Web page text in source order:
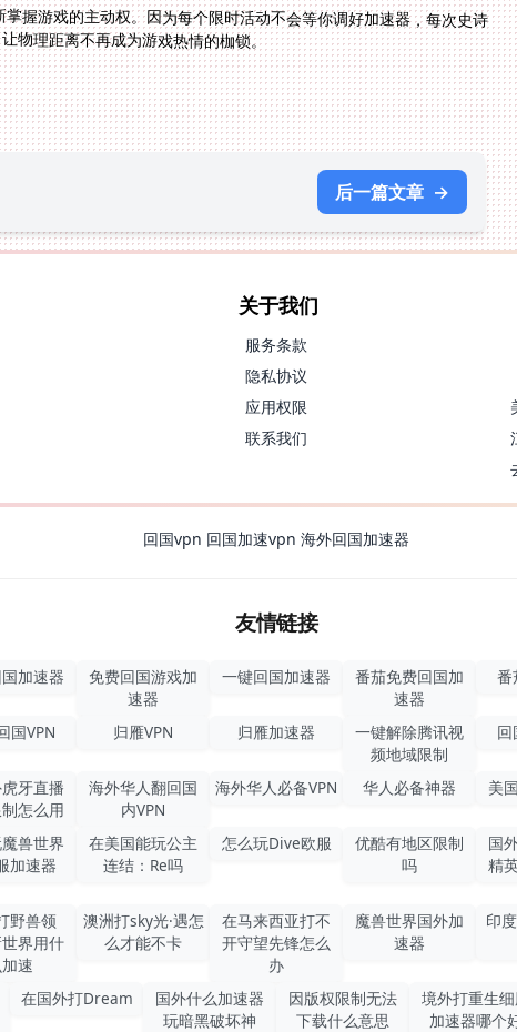
握游戏的主动权。因为每个限时活动不会等你调好加速器，每次史诗
物理距离不再成为游戏热情的枷锁。
后一篇文章 →
关于我们
服务条款
隐私协议
应用权限
联系我们
回国vpn 回国加速vpn 海外回国加速器
友情链接
加速器
免费回国游戏加
速器
一键回国加速器
番茄免费回国加
速器
番
国VPN 归雁VPN 归雁加速器
一键解除腾讯视
频地域限制
回
牙直播
怎么用
海外华人翻回国
内VPN
海外华人必备VPN 华人必备神器 美
兽世界
加速器
在美国能玩公主
连结：Re吗
怎么玩Dive欧服
优酷有地区限制
吗
国
精
野兽领
界用什
速
澳洲打sky光·遇怎
么才能不卡
在马来西亚打不
开守望先锋怎么
办
魔兽世界国外加
速器
印
在国外打Dream
国外什么加速器
玩暗黑破坏神
因版权限制无法
下载什么意思
境外打重生
加速器哪个